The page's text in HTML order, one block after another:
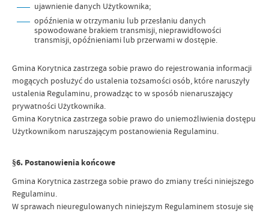
ujawnienie danych Użytkownika;
opóźnienia w otrzymaniu lub przesłaniu danych
spowodowane brakiem transmisji, nieprawidłowości
transmisji, opóźnieniami lub przerwami w dostępie.
Gmina Korytnica zastrzega sobie prawo do rejestrowania informacji
mogących posłużyć do ustalenia tożsamości osób, które naruszyły
ustalenia Regulaminu, prowadząc to w sposób nienaruszający
prywatności Użytkownika.
Gmina Korytnica zastrzega sobie prawo do uniemożliwienia dostępu
Użytkownikom naruszającym postanowienia Regulaminu.
§6. Postanowienia końcowe
Gmina Korytnica zastrzega sobie prawo do zmiany treści niniejszego
Regulaminu.
W sprawach nieuregulowanych niniejszym Regulaminem stosuje się